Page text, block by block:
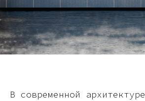
В современной архитектуре